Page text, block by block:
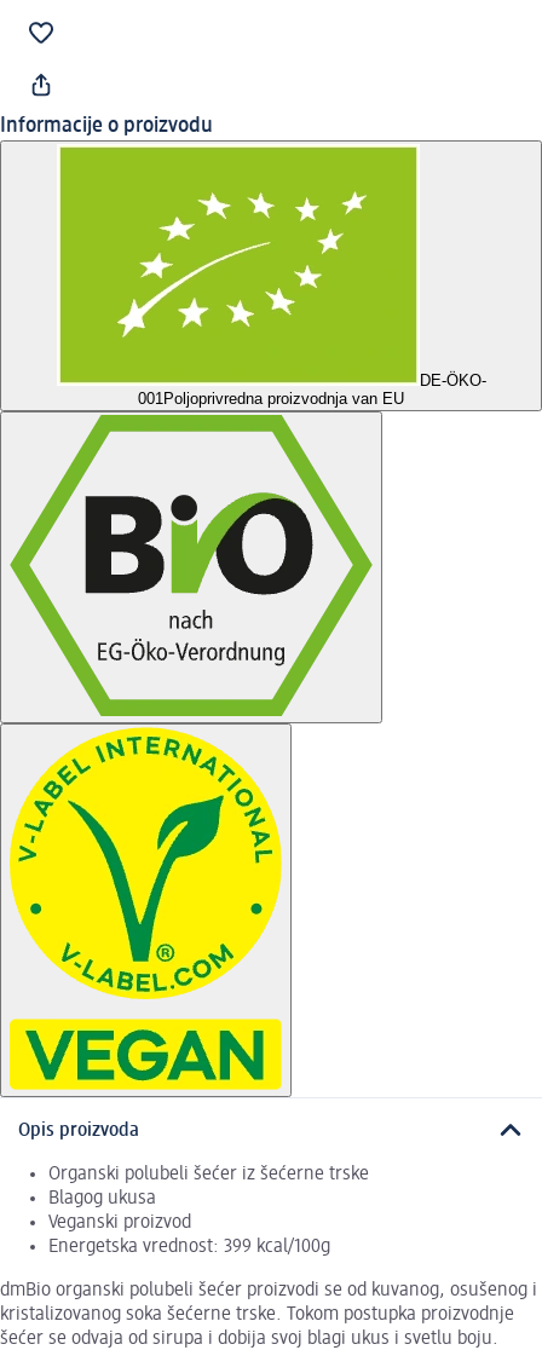
Informacije o proizvodu
DE-ÖKO-
001Poljoprivredna proizvodnja van EU
Opis proizvoda
Organski polubeli šećer iz šećerne trske
Blagog ukusa
Veganski proizvod
Energetska vrednost: 399 kcal/100g
dmBio organski polubeli šećer proizvodi se od kuvanog, osušenog i
kristalizovanog soka šećerne trske. Tokom postupka proizvodnje
šećer se odvaja od sirupa i dobija svoj blagi ukus i svetlu boju.